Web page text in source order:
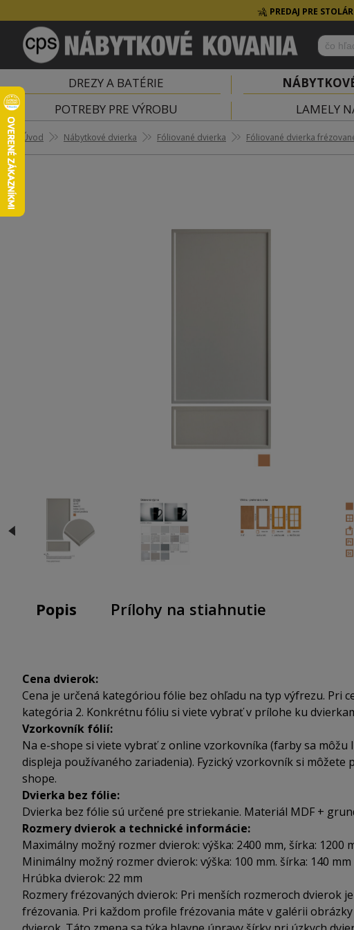
PREDAJ PRE
DREZY A BATÉRIE
POTREBY PRE VÝROBU
LAMELY
Úvod Nábytkové dvierka Fóliované dvierka Fóliované dvierka
Popis Prílohy na stiahnutie
Cena dvierok:
Cena je určená kategóriou fólie bez ohľadu na typ výfrezu. Pri
kategória 2. Konkrétnu fóliu si viete vybrať v prílohe ku
Vzorkovník fólií:
Na e-shope si viete vybrať z online vzorkovníka (farby sa
displeja používaného zariadenia). Fyzický vzorkovník si
shope.
Dvierka bez fólie:
Dvierka bez fólie sú určené pre striekanie. Materiál MDF +
Rozmery dvierok a technické informácie:
Maximálny možný rozmer dvierok: výška: 2400 mm, šírka: 1200
Minimálny možný rozmer dvierok: výška: 100 mm. šírka: 140 mm
Hrúbka dvierok: 22 mm
Rozmery frézovaných dvierok: Pri menších rozmeroch
frézovania. Pri každom profile frézovania máte v galérii